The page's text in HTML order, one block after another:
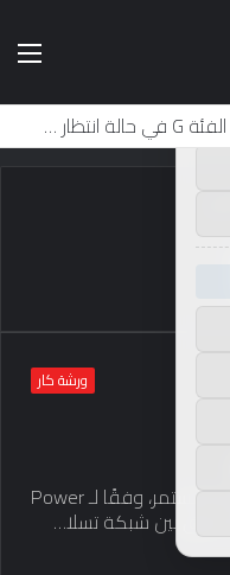
لماذا تم منع النساء من المشاركة في لومان لعقود من الزمن؟
ورشة كار
لقد تحسن استخدام الشحن السريع بالتيار المستمر، وفقًا لـ Power
فرق بين شبكة تسلا…